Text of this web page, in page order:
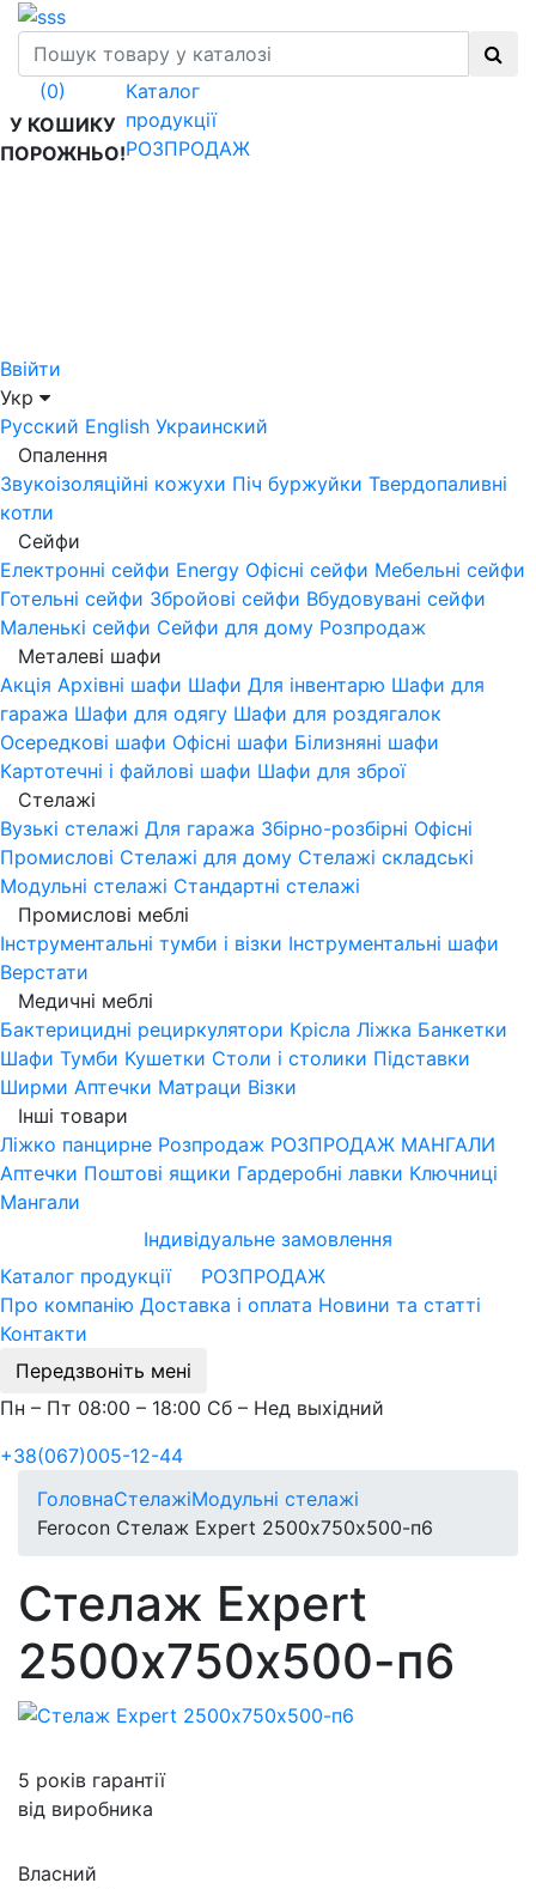
(0)
У КОШИКУ
ПОРОЖНЬО!
Каталог
продукції
РОЗПРОДАЖ
Ввійти
Укр
Русский English Украинский
Опалення
Звукоізоляційні кожухи Піч буржуйки Твердопаливні
котли
Сейфи
Електронні сейфи Energy Офісні сейфи Мебельні сейфи
Готельні сейфи Збройові сейфи Вбудовувані сейфи
Маленькі сейфи Сейфи для дому Розпродаж
Металеві шафи
Акція Архівні шафи Шафи Для інвентарю Шафи для
гаража Шафи для одягу Шафи для роздягалок
Осередкові шафи Офісні шафи Білизняні шафи
Картотечні і файлові шафи Шафи для зброї
Стелажі
Вузькі стелажі Для гаража Збірно-розбірні Офісні
Промислові Стелажі для дому Стелажі складські
Модульні стелажі Стандартні стелажі
Промислові меблі
Інструментальні тумби і візки Інструментальні шафи
Верстати
Медичні меблі
Бактерицидні рециркулятори Крісла Ліжка Банкетки
Шафи Тумби Кушетки Столи і столики Підставки
Ширми Аптечки Матраци Візки
Інші товари
Ліжко панцирне Розпродаж РОЗПРОДАЖ МАНГАЛИ
Аптечки Поштові ящики Гардеробні лавки Ключниці
Мангали
Індивідуальне замовлення
Каталог продукції
РОЗПРОДАЖ
Про компанію Доставка і оплата Новини та статті
Контакти
Передзвоніть мені
Пн – Пт 08:00 – 18:00 Сб – Нед выхідний
+38(067)005-12-44
ГоловнаСтелажіМодульні стелажі
Ferocon Стелаж Expert 2500х750х500-п6
Стелаж Expert
2500х750х500-п6
5 років гарантії
від виробника
Власний